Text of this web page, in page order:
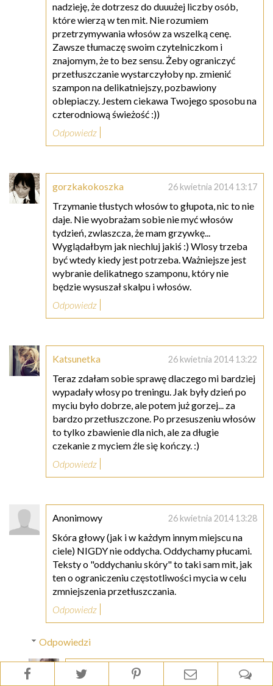
nadzieję, że dotrzesz do duuużej liczby osób,
które wierzą w ten mit. Nie rozumiem
przetrzymywania włosów za wszelką cenę.
Zawsze tłumaczę swoim czytelniczkom i
znajomym, że to bez sensu. Żeby ograniczyć
przetłuszczanie wystarczyłoby np. zmienić
szampon na delikatniejszy, pozbawiony
oblepiaczy. Jestem ciekawa Twojego sposobu na
czterodniową świeżość :))
Odpowiedz
gorzkakokoszka 26 kwietnia 2014 13:17
Trzymanie tłustych włosów to głupota, nic to nie
daje. Nie wyobrażam sobie nie myć włosów
tydzień, zwlaszcza, że mam grzywkę...
Wyglądałbym jak niechluj jakiś :) Wlosy trzeba
być wtedy kiedy jest potrzeba. Ważniejsze jest
wybranie delikatnego szamponu, który nie
będzie wysuszał skalpu i włosów.
Odpowiedz
Katsunetka 26 kwietnia 2014 13:22
Teraz zdałam sobie sprawę dlaczego mi bardziej
wypadały włosy po treningu. Jak były dzień po
myciu było dobrze, ale potem już gorzej... za
bardzo przetłuszczone. Po przesuszeniu włosów
to tylko zbawienie dla nich, ale za długie
czekanie z myciem źle się kończy. :)
Odpowiedz
Anonimowy 26 kwietnia 2014 13:28
Skóra głowy (jak i w każdym innym miejscu na
ciele) NIGDY nie oddycha. Oddychamy płucami.
Teksty o "oddychaniu skóry" to taki sam mit, jak
ten o ograniczeniu częstotliwości mycia w celu
zmniejszenia przetłuszczania.
Odpowiedz
Odpowiedzi
Łojotokowa Głowa 26 kwietnia 2014 17:11